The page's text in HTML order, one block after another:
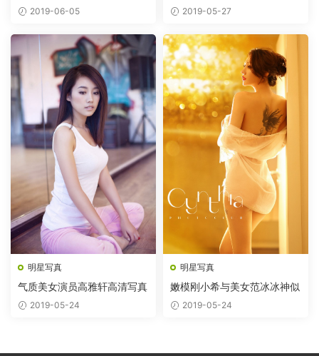
图片2019-06-05 2019-05-27
明星写真
气质美女演员高雅轩高清写真
2019-05-24
明星写真
嫩模刚小希与美女范冰冰神似
2019-05-24